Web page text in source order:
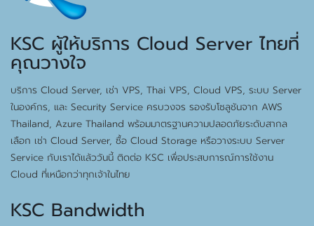
KSC ผู้ให้บริการ Cloud Server ไทยที่
คุณวางใจ
บริการ Cloud Server, เช่า VPS, Thai VPS, Cloud VPS, ระบบ Server
ในองค์กร, และ Security Service ครบวงจร รองรับโซลูชันจาก AWS
Thailand, Azure Thailand พร้อมมาตรฐานความปลอดภัยระดับสากล
เลือก เช่า Cloud Server, ซื้อ Cloud Storage หรือวางระบบ Server
Service กับเราได้แล้ววันนี้ ติดต่อ KSC เพื่อประสบการณ์การใช้งาน
Cloud ที่เหนือกว่าทุกเจ้าในไทย
KSC Bandwidth